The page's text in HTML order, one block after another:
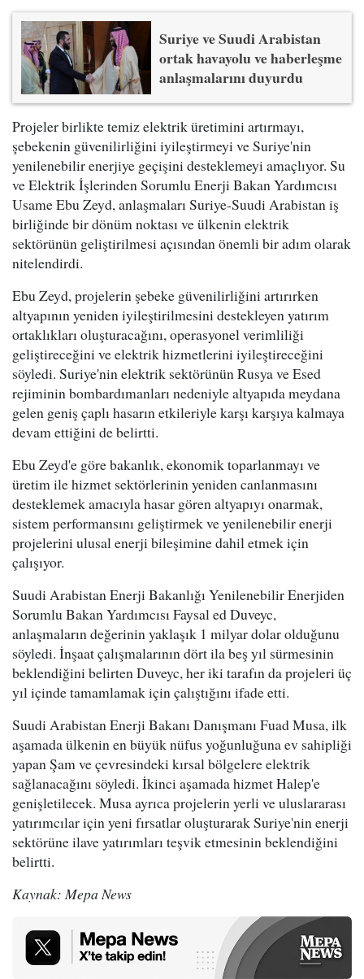
Suriye ve Suudi Arabistan
ortak havayolu ve haberleşme
anlaşmalarını duyurdu
Projeler birlikte temiz elektrik üretimini artırmayı,
şebekenin güvenilirliğini iyileştirmeyi ve Suriye'nin
yenilenebilir enerjiye geçişini desteklemeyi amaçlıyor. Su
ve Elektrik İşlerinden Sorumlu Enerji Bakan Yardımcısı
Usame Ebu Zeyd, anlaşmaları Suriye-Suudi Arabistan iş
birliğinde bir dönüm noktası ve ülkenin elektrik
sektörünün geliştirilmesi açısından önemli bir adım olarak
nitelendirdi.
Ebu Zeyd, projelerin şebeke güvenilirliğini artırırken
altyapının yeniden iyileştirilmesini destekleyen yatırım
ortaklıkları oluşturacağını, operasyonel verimliliği
geliştireceğini ve elektrik hizmetlerini iyileştireceğini
söyledi. Suriye'nin elektrik sektörünün Rusya ve Esed
rejiminin bombardımanları nedeniyle altyapıda meydana
gelen geniş çaplı hasarın etkileriyle karşı karşıya kalmaya
devam ettiğini de belirtti.
Ebu Zeyd'e göre bakanlık, ekonomik toparlanmayı ve
üretim ile hizmet sektörlerinin yeniden canlanmasını
desteklemek amacıyla hasar gören altyapıyı onarmak,
sistem performansını geliştirmek ve yenilenebilir enerji
projelerini ulusal enerji bileşimine dahil etmek için
çalışıyor.
Suudi Arabistan Enerji Bakanlığı Yenilenebilir Enerjiden
Sorumlu Bakan Yardımcısı Faysal ed Duveyc,
anlaşmaların değerinin yaklaşık 1 milyar dolar olduğunu
söyledi. İnşaat çalışmalarının dört ila beş yıl sürmesinin
beklendiğini belirten Duveyc, her iki tarafın da projeleri üç
yıl içinde tamamlamak için çalıştığını ifade etti.
Suudi Arabistan Enerji Bakanı Danışmanı Fuad Musa, ilk
aşamada ülkenin en büyük nüfus yoğunluğuna ev sahipliği
yapan Şam ve çevresindeki kırsal bölgelere elektrik
sağlanacağını söyledi. İkinci aşamada hizmet Halep'e
genişletilecek. Musa ayrıca projelerin yerli ve uluslararası
yatırımcılar için yeni fırsatlar oluşturarak Suriye'nin enerji
sektörüne ilave yatırımları teşvik etmesinin beklendiğini
belirtti.
Kaynak: Mepa News